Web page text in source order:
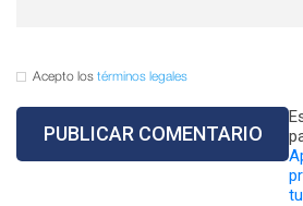
Acepto los términos legales